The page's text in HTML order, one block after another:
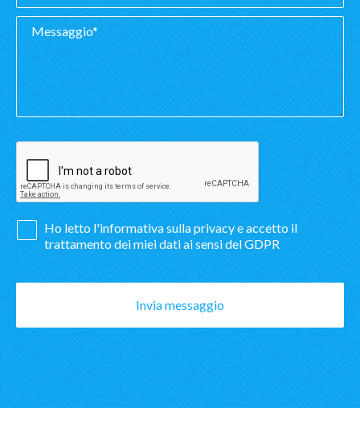
Ho letto l'informativa sulla privacye accetto il
trattamento dei miei dati ai sensi del GDPR
Invia messaggio